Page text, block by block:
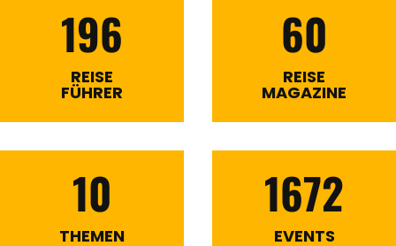
196
REISE
FÜHRER
60
REISE
MAGAZINE
10
THEMEN
1672
EVENTS